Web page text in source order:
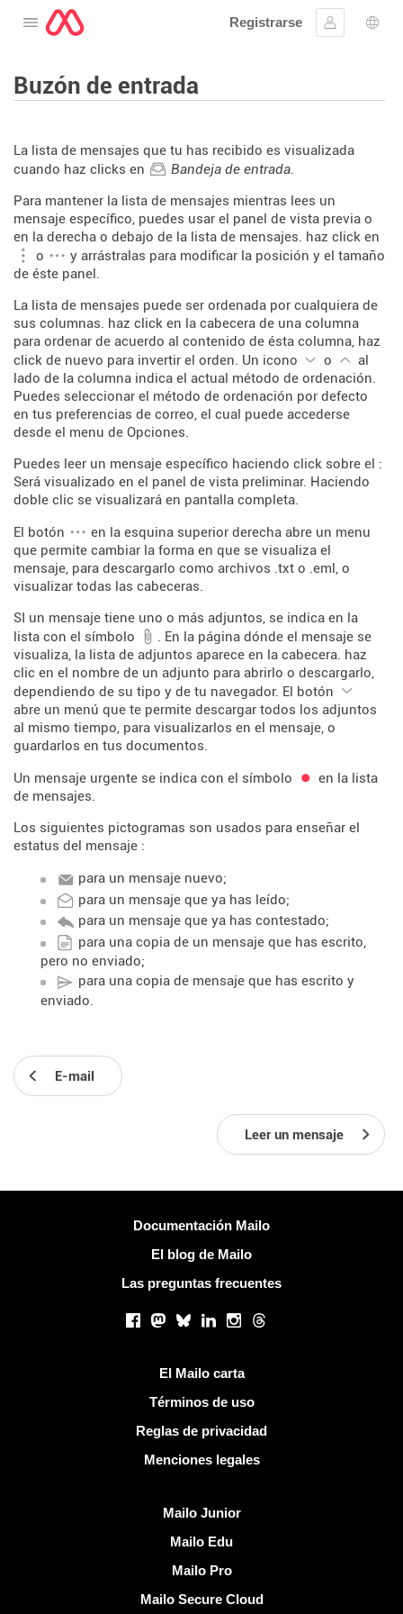
Abre el menú
Registrarse
Ingresar
Buzón de entrada
La lista de mensajes que tu has recibido es visualizada
cuando haz clicks en
Bandeja de entrada.
Para mantener la lista de mensajes mientras lees un
mensaje específico, puedes usar el panel de vista previa o
en la derecha o debajo de la lista de mensajes. haz click en
o
y arrástralas para modificar la posición y el tamaño
de éste panel.
La lista de mensajes puede ser ordenada por cualquiera de
sus columnas. haz click en la cabecera de una columna
para ordenar de acuerdo al contenido de ésta columna, haz
click de nuevo para invertir el orden. Un icono
o
al
lado de la columna indica el actual método de ordenación.
Puedes seleccionar el método de ordenación por defecto
en tus preferencias de correo, el cual puede accederse
desde el menu de Opciones.
Puedes leer un mensaje específico haciendo click sobre el :
Será visualizado en el panel de vista preliminar. Haciendo
doble clic se visualizará en pantalla completa.
El botón
en la esquina superior derecha abre un menu
que permite cambiar la forma en que se visualiza el
mensaje, para descargarlo como archivos .txt o .eml, o
visualizar todas las cabeceras.
SI un mensaje tiene uno o más adjuntos, se indica en la
lista con el símbolo
. En la página dónde el mensaje se
visualiza, la lista de adjuntos aparece en la cabecera. haz
clic en el nombre de un adjunto para abrirlo o descargarlo,
dependiendo de su tipo y de tu navegador. El botón
abre un menú que te permite descargar todos los adjuntos
al mismo tiempo, para visualizarlos en el mensaje, o
guardarlos en tus documentos.
Un mensaje urgente se indica con el símbolo
en la lista
de mensajes.
Los siguientes pictogramas son usados para enseñar el
estatus del mensaje :
para un mensaje nuevo;
para un mensaje que ya has leído;
para un mensaje que ya has contestado;
para una copia de un mensaje que has escrito,
pero no enviado;
para una copia de mensaje que has escrito y
enviado.
E-mail
Leer un mensaje
Documentación Mailo
El blog de Mailo
Las preguntas frecuentes
Facebook
Mastodon
BlueskyLinkedInInstagram
Threads
El Mailo carta
Términos de uso
Reglas de privacidad
Menciones legales
Mailo Junior
Mailo Edu
Mailo Pro
Mailo Secure Cloud